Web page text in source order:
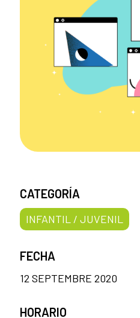
CATEGORÍA
INFANTIL / JUVENIL
FECHA
12 SEPTEMBRE 2020
HORARIO